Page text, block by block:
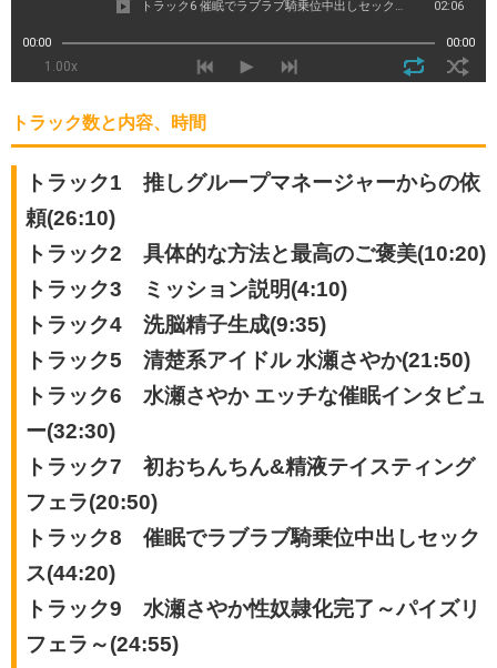
トラック数と内容、時間
トラック1 推しグループマネージャーからの依
頼(26:10)
トラック2 具体的な方法と最高のご褒美(10:20)
トラック3 ミッション説明(4:10)
トラック4 洗脳精子生成(9:35)
トラック5 清楚系アイドル 水瀬さやか(21:50)
トラック6 水瀬さやか エッチな催眠インタビュ
ー(32:30)
トラック7 初おちんちん&精液テイスティング
フェラ(20:50)
トラック8 催眠でラブラブ騎乗位中出しセック
ス(44:20)
トラック9 水瀬さやか性奴隷化完了～パイズリ
フェラ～(24:55)